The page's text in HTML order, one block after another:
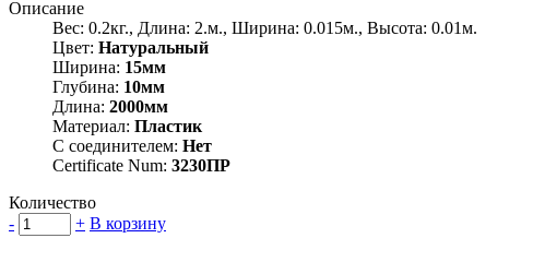
Описание
Вес: 0.2кг., Длина: 2.м., Ширина: 0.015м., Высота: 0.01м.
Цвет: Натуральный
Ширина: 15мм
Глубина: 10мм
Длина: 2000мм
Материал: Пластик
С соединителем: Нет
Certificate Num: 3230ПР
Количество
-
+ В корзину